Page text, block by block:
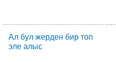
Ал бул жерден бир топ
эле алыс